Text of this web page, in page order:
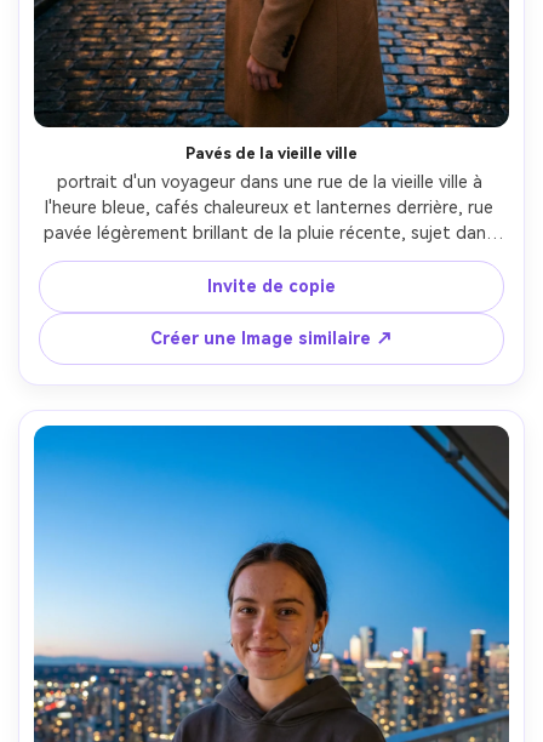
Pavés de la vieille ville
portrait d'un voyageur dans une rue de la vieille ville à
l'heure bleue, cafés chaleureux et lanternes derrière, rue
pavée légèrement brillant de la pluie récente, sujet dans
un manteau de chameau avec une foulard, regardant sur
le côté, prise sur Fujifilm X-T5, 35mm f/1.4, cadre à mi-
corps, ambiance cinématographique confortable, texture
photoréaliste-AR 4:5
Invite de copie
Créer une Image similaire ↗